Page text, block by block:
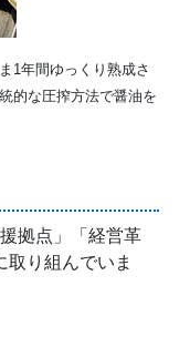
1年間ゆっくり熟成さ
的な圧搾方法で醤油を
拠点」「経営革
取り組んでいま